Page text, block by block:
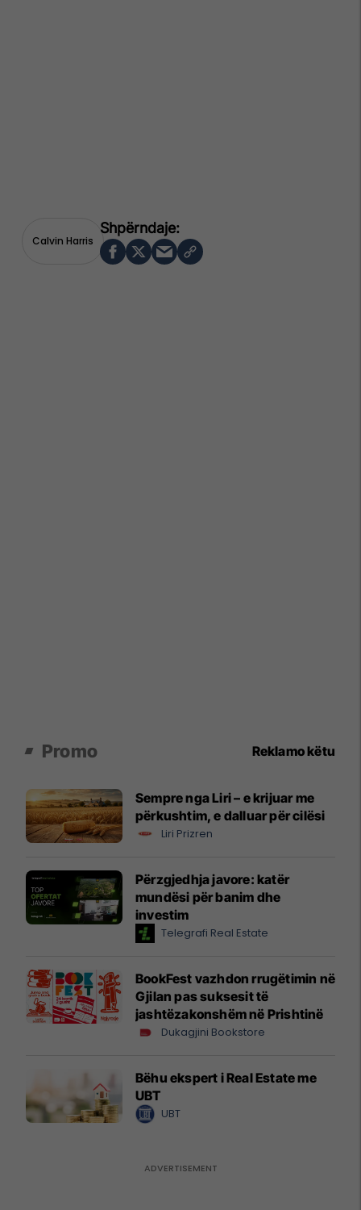
Calvin Harris
Promo Reklamo këtu
Sempre nga Liri – e krijuar me
përkushtim, e dalluar për cilësi
Liri Prizren
Përzgjedhja javore: katër
mundësi për banim dhe
investim
Telegrafi Real Estate
BookFest vazhdon rrugëtimin në
Gjilan pas suksesit të
jashtëzakonshëm në Prishtinë
Dukagjini Bookstore
Bëhu ekspert i Real Estate me
UBT
UBT